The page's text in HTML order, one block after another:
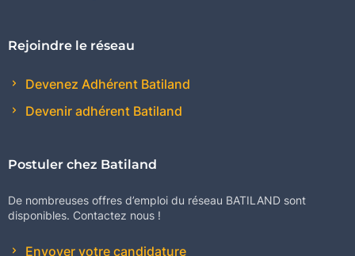
Rejoindre le réseau
Devenez Adhérent Batiland
Devenir adhérent Batiland
Postuler chez Batiland
De nombreuses offres d’emploi du réseau BATILAND sont
disponibles. Contactez nous !
Envoyer votre candidature